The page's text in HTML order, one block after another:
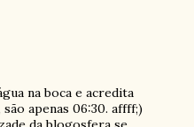
na boca e acredita
apenas 06:30. affff;)